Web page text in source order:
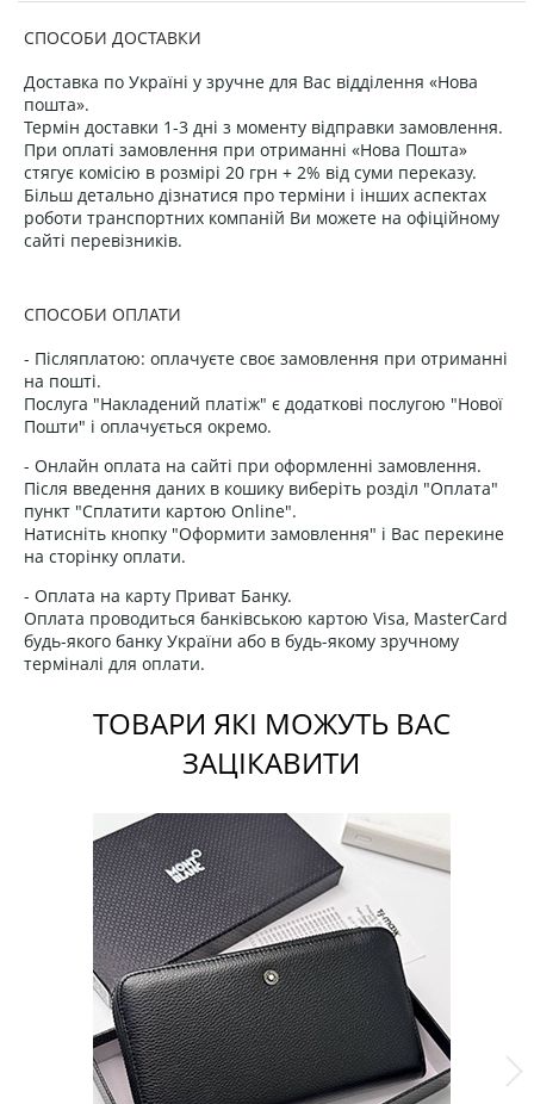
СПОСОБИ ДОСТАВКИ
Доставка по Україні у зручне для Вас відділення «Нова
пошта».
Термін доставки 1-3 дні з моменту відправки замовлення.
При оплаті замовлення при отриманні «Нова Пошта»
стягує комісію в розмірі 20 грн + 2% від суми переказу.
Більш детально дізнатися про терміни і інших аспектах
роботи транспортних компаній Ви можете на офіційному
сайті перевізників.
СПОСОБИ ОПЛАТИ
- Післяплатою: оплачуєте своє замовлення при отриманні
на пошті.
Послуга "Накладений платіж" є додаткові послугою "Нової
Пошти" і оплачується окремо.
- Онлайн оплата на сайті при оформленні замовлення.
Після введення даних в кошику виберіть розділ "Оплата"
пункт "Сплатити картою Online".
Натисніть кнопку "Оформити замовлення" і Вас перекине
на сторінку оплати.
- Оплата на карту Приват Банку.
Оплата проводиться банківською картою Visa, MasterCard
будь-якого банку України або в будь-якому зручному
терміналі для оплати.
ТОВАРИ ЯКІ МОЖУТЬ ВАС
ЗАЦІКАВИТИ